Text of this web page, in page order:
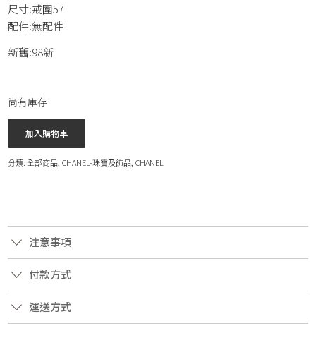
尺寸:戒圍57
配件:無配件
新舊:98新
尚有庫存
加入購物車
分類:全部商品 CHANEL-珠寶及飾品 CHANEL
注意事項
付款方式
運送方式